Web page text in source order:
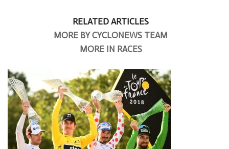
RELATED ARTICLES
MORE BY CYCLONEWS TEAM
MORE IN RACES